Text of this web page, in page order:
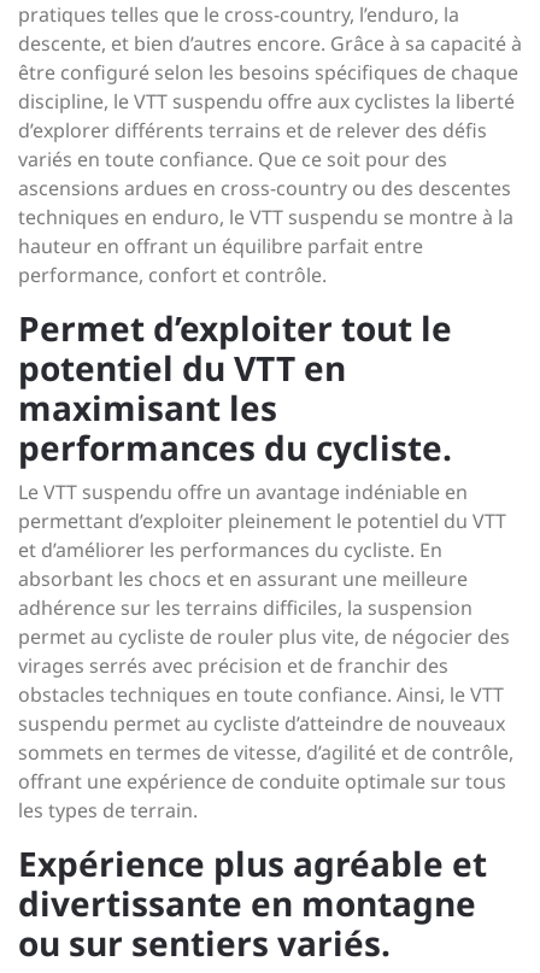
pratiques telles que le cross-country, l’enduro, la
descente, et bien d’autres encore. Grâce à sa capacité à
être configuré selon les besoins spécifiques de chaque
discipline, le VTT suspendu offre aux cyclistes la liberté
d’explorer différents terrains et de relever des défis
variés en toute confiance. Que ce soit pour des
ascensions ardues en cross-country ou des descentes
techniques en enduro, le VTT suspendu se montre à la
hauteur en offrant un équilibre parfait entre
performance, confort et contrôle.
Permet d’exploiter tout le
potentiel du VTT en
maximisant les
performances du cycliste.
Le VTT suspendu offre un avantage indéniable en
permettant d’exploiter pleinement le potentiel du VTT
et d’améliorer les performances du cycliste. En
absorbant les chocs et en assurant une meilleure
adhérence sur les terrains difficiles, la suspension
permet au cycliste de rouler plus vite, de négocier des
virages serrés avec précision et de franchir des
obstacles techniques en toute confiance. Ainsi, le VTT
suspendu permet au cycliste d’atteindre de nouveaux
sommets en termes de vitesse, d’agilité et de contrôle,
offrant une expérience de conduite optimale sur tous
les types de terrain.
Expérience plus agréable et
divertissante en montagne
ou sur sentiers variés.